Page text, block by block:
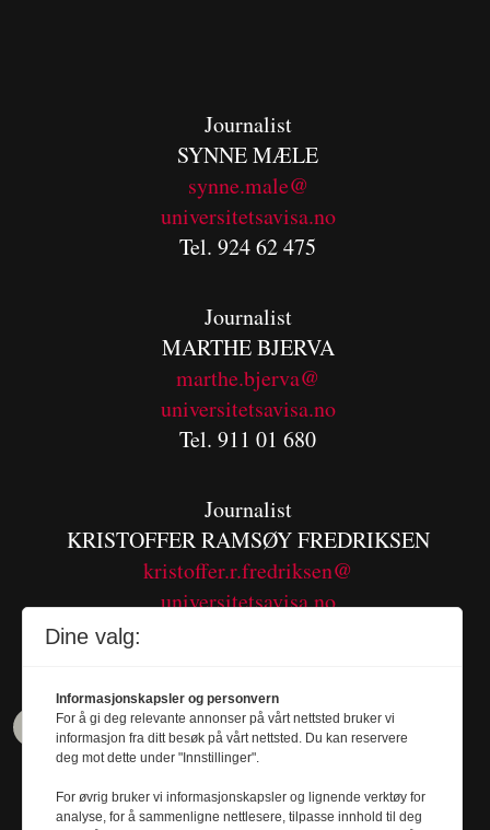
Journalist
SYNNE MÆLE
synne.male@
universitetsavisa.no
Tel. 924 62 475
Journalist
MARTHE BJERVA
marthe.bjerva@
universitetsavisa.no
Tel. 911 01 680
Journalist
KRISTOFFER RAMSØY FREDRIKSEN
kristoffer.r.fredriksen@
universitetsavisa.no
Dine valg:
Informasjonskapsler og personvern
For å gi deg relevante annonser på vårt nettsted bruker vi
informasjon fra ditt besøk på vårt nettsted. Du kan reservere
deg mot dette under "Innstillinger".
For øvrig bruker vi informasjonskapsler og lignende verktøy for
analyse, for å sammenligne nettlesere, tilpasse innhold til deg